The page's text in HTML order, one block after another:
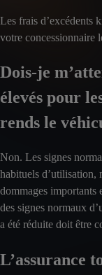
Les frais d’excédents
votre concessionnaire
Dois-je
élevés pour
rends le
Non. Les signes
habituels d’utilisation,
dommages importants
des signes normaux
a été réduite doit être
L’assurance